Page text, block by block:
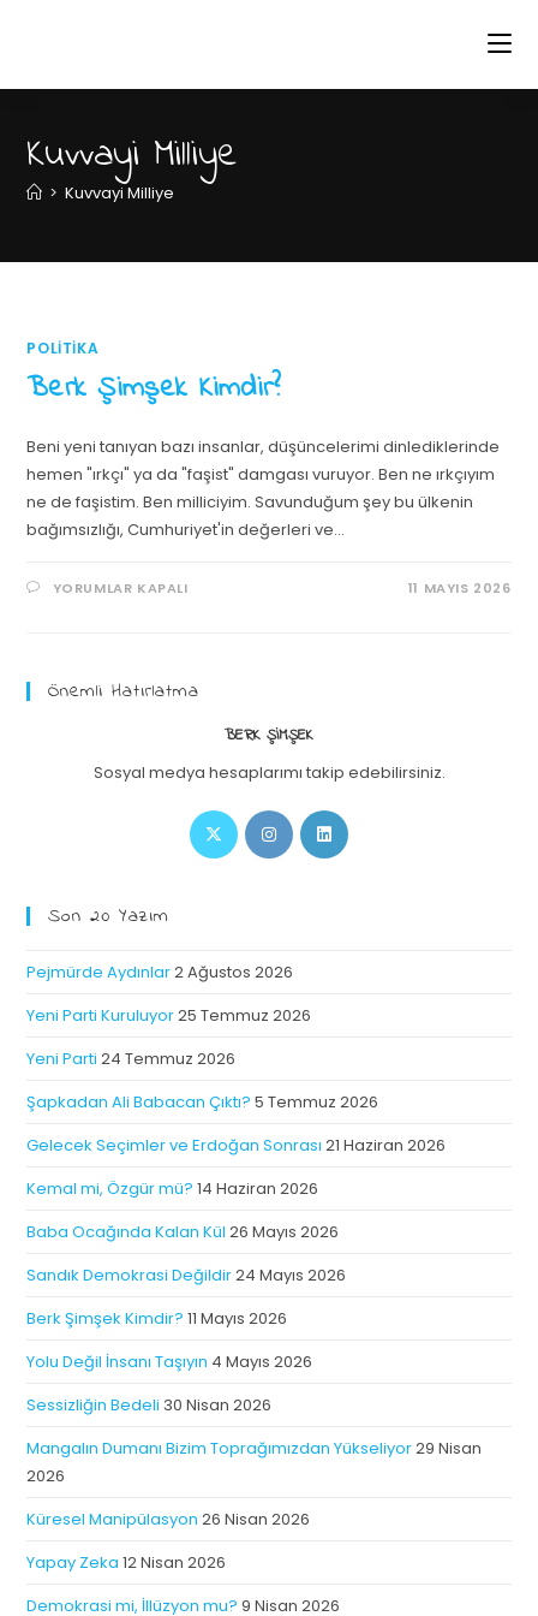
Kuvvayi Milliye
> Kuvvayi Milliye
POLITIKA
Berk Şimşek Kimdir?
Beni yeni tanıyan bazı insanlar, düşüncelerimi dinlediklerinde
hemen "ırkçı" ya da "faşist" damgası vuruyor. Ben ne ırkçıyım
ne de faşistim. Ben milliciyim. Savunduğum şey bu ülkenin
bağımsızlığı, Cumhuriyet'in değerleri ve…
YORUMLAR KAPALI 11 MAYIS 2026
Önemli Hatırlatma
BERK ŞIMŞEK
Sosyal medya hesaplarımı takip edebilirsiniz.
Son 20 Yazım
Pejmürde Aydınlar2 Ağustos 2026
Yeni Parti Kuruluyor25 Temmuz 2026
Yeni Parti 24 Temmuz 2026
Şapkadan Ali Babacan Çıktı? 5 Temmuz 2026
Gelecek Seçimler ve Erdoğan Sonrası 21 Haziran 2026
Kemal mi, Özgür mü? 14 Haziran 2026
Baba Ocağında Kalan Kül 26 Mayıs 2026
Sandık Demokrasi Değildir24 Mayıs 2026
Berk Şimşek Kimdir? 11 Mayıs 2026
Yolu Değil İnsanı Taşıyın 4 Mayıs 2026
Sessizliğin Bedeli 30 Nisan 2026
Mangalın Dumanı Bizim Toprağımızdan Yükseliyor29 Nisan
2026
Küresel Manipülasyon 26 Nisan 2026
Yapay Zeka 12 Nisan 2026
Demokrasi mi, İllüzyon mu? 9 Nisan 2026